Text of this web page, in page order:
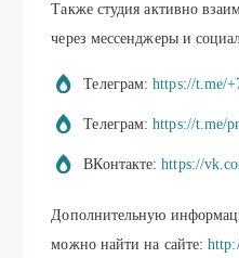
Также студия активно
через мессенджеры и
Телеграм:https://t.me/
Телеграм:https://t.me/
ВКонтакте:https://
Дополнительную
можно найти на сайте: